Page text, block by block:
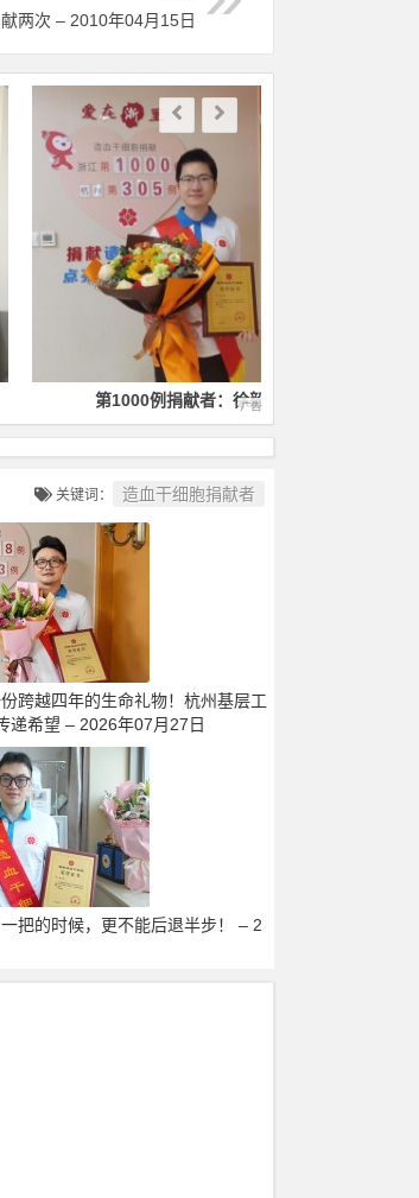
两次 – 2010年04月15日
第1000例捐献者：徐毅
关键词： 造血干细胞捐献者
跨越四年的生命礼物！杭州基层工
递希望 – 2026年07月27日
把的时候，更不能后退半步！ – 2